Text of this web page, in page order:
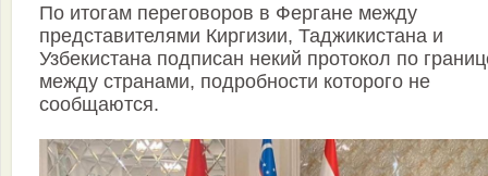
По итогам переговоров в Фергане между
представителями Киргизии, Таджикистана и
Узбекистана подписан некий протокол по
между странами, подробности которого не
сообщаются.